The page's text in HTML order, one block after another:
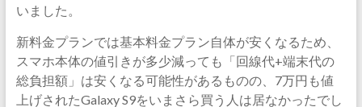
いました。
新料金プランでは基本料金プラン自体が安くなるため、
スマホ本体の値引きが多少減っても「回線代+端末代の
総負担額」は安くなる可能性があるものの、7万円も値
上げされたGalaxy S9をいまさら買う人は居なかったでし